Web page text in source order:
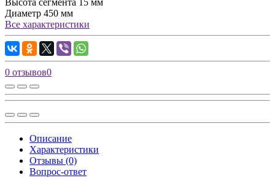
Высота сегмента
15 мм
Диаметр 450 мм
Все характеристики
0 отзывов0
Описание
Характеристики
Отзывы (0)
Вопрос-ответ